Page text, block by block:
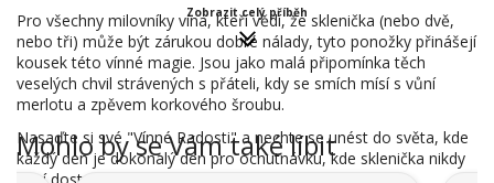
Pro všechny milovníky vína, kteří vědí, že sklenička (nebo dvě,
nebo tři) může být zárukou dobré nálady, tyto ponožky přinášejí
kousek této vínné magie. Jsou jako malá připomínka těch
veselých chvil strávených s přáteli, kdy se smích mísí s vůní
merlotu a zpěvem korkového šroubu.
Nasaďte si své "Vínné Radosti" a nechte se unést do světa, kde
každý den je dokonalý den pro ochutnávku, kde sklenička nikdy
Zobrazit celý příběh
Mohlo by se Vám také líbit